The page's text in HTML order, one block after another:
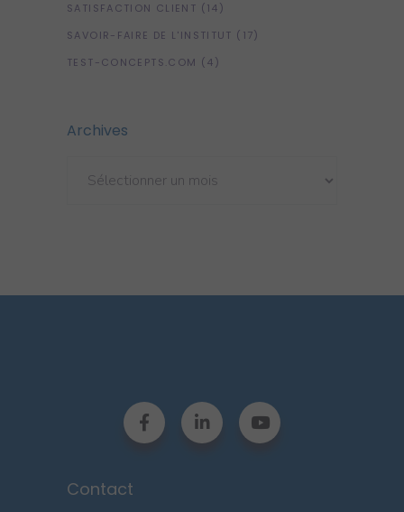
SATISFACTION CLIENT (14)
SAVOIR-FAIRE DE L'INSTITUT (17)
TEST-CONCEPTS.COM (4)
Archives
Contact